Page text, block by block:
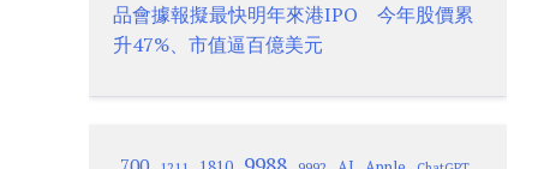
品會據報擬最快明年來港IPO 今年股價累
升47%、市值逼百億美元